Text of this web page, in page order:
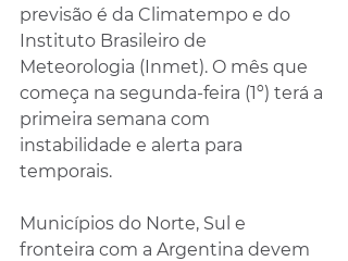
previsão é da Climatempo e do
Instituto Brasileiro de
Meteorologia (Inmet). O mês que
começa na segunda-feira (1º) terá a
primeira semana com
instabilidade e alerta para
temporais.
Municípios do Norte, Sul e
fronteira com a Argentina devem